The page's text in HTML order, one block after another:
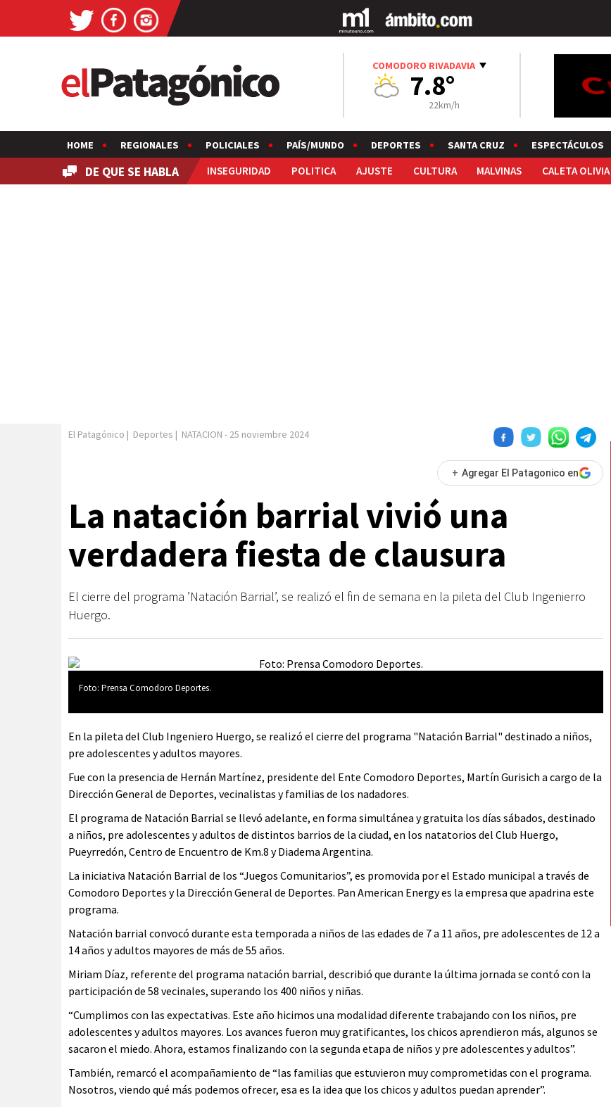
COMODORO RIVADAVIA
7.8°
22km/h
HOME REGIONALES POLICIALES PAÍS/MUNDO DEPORTES SANTA CRUZ ESPECTÁCULOS
DE QUE SE HABLA INSEGURIDAD POLITICA AJUSTE CULTURA MALVINAS CALETA OLIVIA
El Patagónico | Deportes | NATACION - 25 noviembre 2024
+ Agregar El Patagonico en
La natación barrial vivió una
verdadera fiesta de clausura
El cierre del programa ’Natación Barrial’, se realizó el fin de semana en la pileta del Club Ingenierro
Huergo.
Foto: Prensa Comodoro Deportes.
En la pileta del Club Ingeniero Huergo, se realizó el cierre del programa "Natación Barrial" destinado a niños,
pre adolescentes y adultos mayores.
Fue con la presencia de Hernán Martínez, presidente del Ente Comodoro Deportes, Martín Gurisich a cargo de la
Dirección General de Deportes, vecinalistas y familias de los nadadores.
El programa de Natación Barrial se llevó adelante, en forma simultánea y gratuita los días sábados, destinado
a niños, pre adolescentes y adultos de distintos barrios de la ciudad, en los natatorios del Club Huergo,
Pueyrredón, Centro de Encuentro de Km.8 y Diadema Argentina.
La iniciativa Natación Barrial de los “Juegos Comunitarios”, es promovida por el Estado municipal a través de
Comodoro Deportes y la Dirección General de Deportes. Pan American Energy es la empresa que apadrina este
programa.
Natación barrial convocó durante esta temporada a niños de las edades de 7 a 11 años, pre adolescentes de 12 a
14 años y adultos mayores de más de 55 años.
Miriam Díaz, referente del programa natación barrial, describió que durante la última jornada se contó con la
participación de 58 vecinales, superando los 400 niños y niñas.
“Cumplimos con las expectativas. Este año hicimos una modalidad diferente trabajando con los niños, pre
adolescentes y adultos mayores. Los avances fueron muy gratificantes, los chicos aprendieron más, algunos se
sacaron el miedo. Ahora, estamos finalizando con la segunda etapa de niños y pre adolescentes y adultos”.
También, remarcó el acompañamiento de “las familias que estuvieron muy comprometidas con el programa.
Nosotros, viendo qué más podemos ofrecer, esa es la idea que los chicos y adultos puedan aprender”.